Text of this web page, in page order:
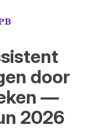
door
—
2026